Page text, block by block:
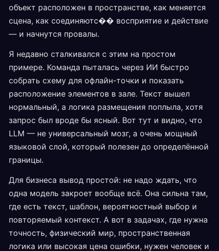
объект расположен в пространстве, как меняется
сцена, как соединяютс�� восприятие и действие
— и начнутся провалы.
Я недавно сталкивался с этим на простом
примере. Команда пыталась через ИИ быстро
собрать схему для офлайн-точки и показать
расположение элементов в зале. Текст вышел
нормальный, а логика размещения поплыла, хотя
запрос был вроде бы ясный. Вот тут и видно, что
LLM — не универсальный мозг, а очень мощный
языковой слой, который полезен до определённой
границы.
Для бизнеса вывод простой: не надо ждать, что
одна модель закроет вообще всё. Она сильна там,
где есть текст, шаблон, вероятностный выбор и
повторяемый контекст. А вот в задачах, где нужна
точность, физический мир, пространственная
логика или высокая цена ошибки, нужен человек и